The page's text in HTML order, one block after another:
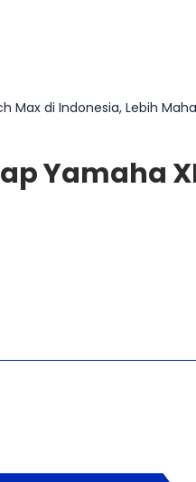
Max di Indonesia, Lebih
Yamaha